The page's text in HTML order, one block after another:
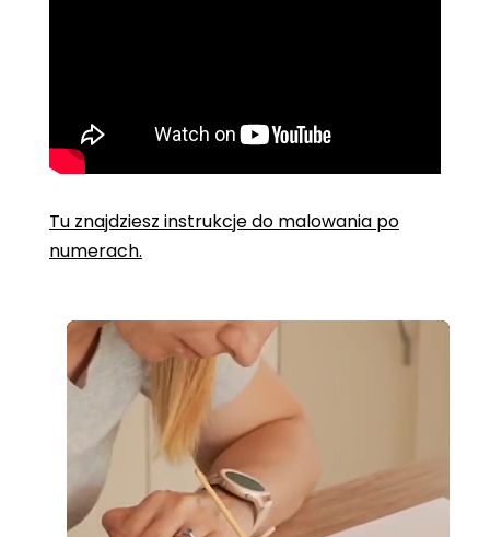
Tu znajdziesz instrukcje do malowania po
numerach.